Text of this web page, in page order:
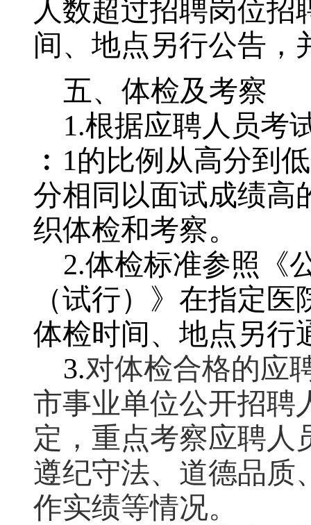
人数超过招聘岗位
间、地点另行公告，
五、体检及考察
1.根据应聘人员考
︰1的比例从高分到
分相同以面试成绩高
织体检和考察。
2.体检标准参照《
（试行）》在指定
体检时间、地点另行
3.对体检合格的应
市事业单位公开招聘
定，重点考察应聘人
遵纪守法、道德品质
作实绩等情况。